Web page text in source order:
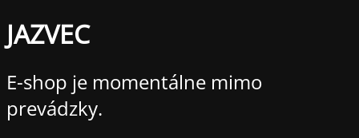
JAZVEC
E-shop je momentálne mimo
prevádzky.